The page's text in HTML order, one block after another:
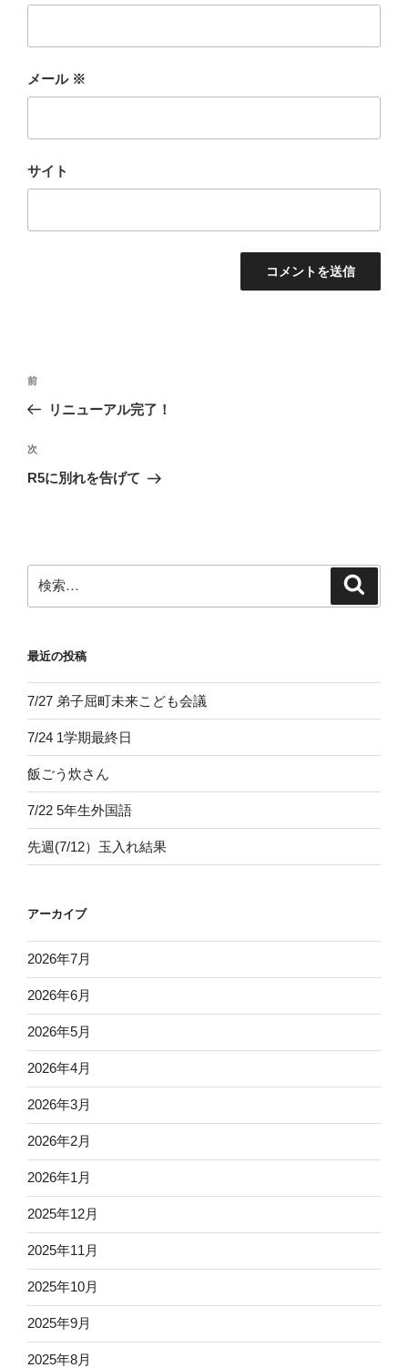
メール ※
サイト
投
ビ
ゲ
ン
前
の
稿
前
リニューアル完了！
次
の
次
R5に別れを告げて
索:
最近の投稿
7/27 弟子屈町未来こども会議
7/24 1学期最終日
飯ごう炊さん
7/22 5年生外国語
先週(7/12）玉入れ結果
アーカイブ
2026年7月
2026年6月
2026年5月
2026年4月
2026年3月
2026年2月
2026年1月
2025年12月
2025年11月
2025年10月
2025年9月
2025年8月